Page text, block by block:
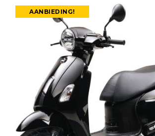
variaties.
optie
worden
op
de
AANBIEDING!